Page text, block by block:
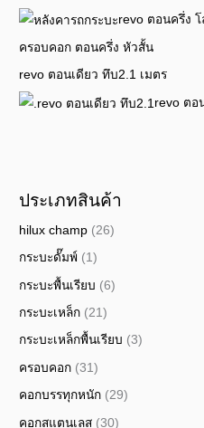
revo ตอนครึ่ง
ครอบคอก ตอนครึ่ง หัวสั้น
revo ตอนเดียว ทึบ2.1 เมตร
revo ตอ
ประเภทสินค้า
hilux champ (26)
กระบะดั๊มพ์ (1)
กระบะพื้นเรียบ (6)
กระบะเหล็ก (21)
กระบะเหล็กพื้นเรียบ (3)
ครอบคอก (31)
คอกบรรทุกหนัก (29)
คอกสแตนเลส (30)